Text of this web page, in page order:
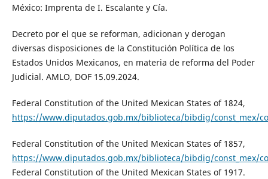
México: Imprenta de I. Escalante y Cía.
Decreto por el que se reforman, adicionan y derogan
diversas disposiciones de la Constitución Política de los
Estados Unidos Mexicanos, en materia de reforma del Poder
Judicial. AMLO, DOF 15.09.2024.
Federal Constitution of the United Mexican States of 1824,
https://www.diputados.gob.mx/biblioteca/bibdig/const_mex/
Federal Constitution of the United Mexican States of 1857,
https://www.diputados.gob.mx/biblioteca/bibdig/const_mex/
Federal Constitution of the United Mexican States of 1917.